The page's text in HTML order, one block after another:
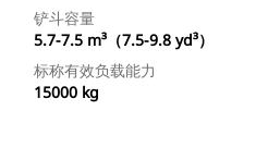
铲斗容量
5.7-7.5 m³（7.5-9.8 yd³）
标称有效负载能力
15000 kg